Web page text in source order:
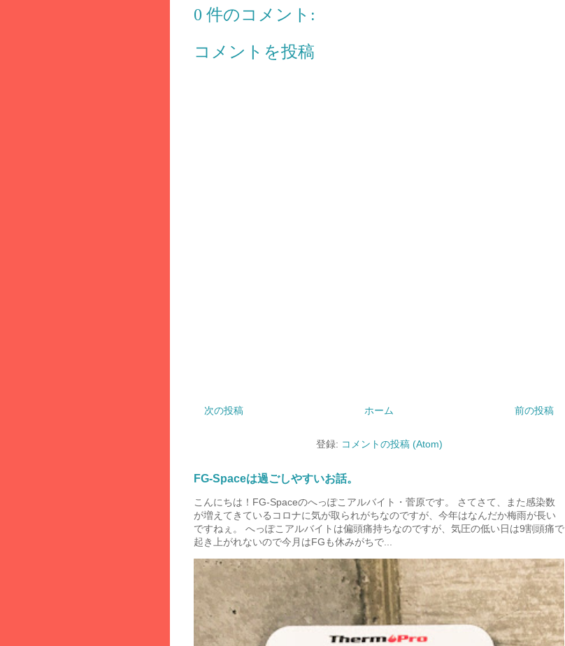
0 件のコメント:
コメントを投稿
次の投稿 前の投稿
ホーム
登録: コメントの投稿 (Atom)
FG-Spaceは過ごしやすいお話。
こんにちは！FG-Spaceのへっぽこアルバイト・菅原です。 さてさて、また感染数
が増えてきているコロナに気が取られがちなのですが、今年はなんだか梅雨が長い
ですねぇ。 へっぽこアルバイトは偏頭痛持ちなのですが、気圧の低い日は9割頭痛で
起き上がれないので今月はFGも休みがちで...